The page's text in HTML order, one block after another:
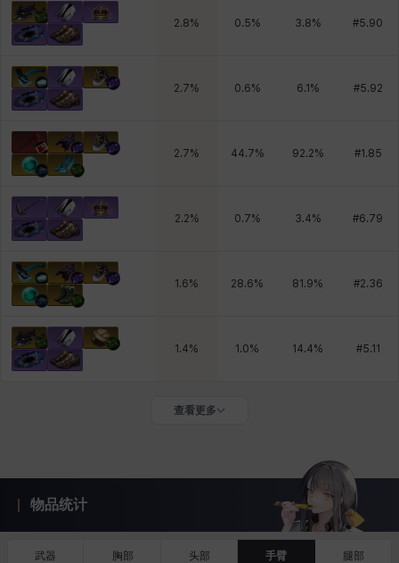
2.8% 0.5% 3.8% #5.90
2.7% 0.6% 6.1 % #5.92
2.7% 44.7% 92.2% #1.85
2.2% 0.7% 3.4% #6.79
1.6% 28.6% 81.9% #2.36
1.4% 1.0% 14.4% #5.11
查看更多
物品统计
武器 胸部 头部 手臂 腿部